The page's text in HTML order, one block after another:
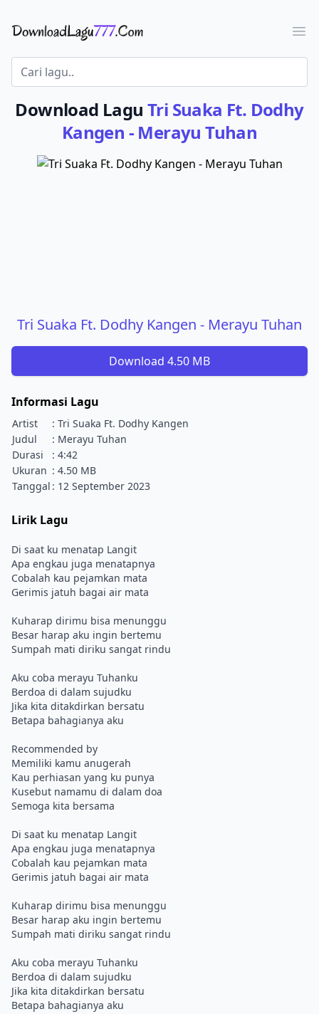
Download Lagu - LaguJoss.com
Download Lagu Tri Suaka Ft. Dodhy
Kangen - Merayu Tuhan
Tri Suaka Ft. Dodhy Kangen - Merayu Tuhan
Download 4.50 MB
Informasi Lagu
Artist
: Tri Suaka Ft. Dodhy Kangen
Judul
: Merayu Tuhan
Durasi
: 4:42
Ukuran : 4.50 MB
Tanggal : 12 September 2023
Lirik Lagu
Di saat ku menatap Langit
Apa engkau juga menatapnya
Cobalah kau pejamkan mata
Gerimis jatuh bagai air mata
Kuharap dirimu bisa menunggu
Besar harap aku ingin bertemu
Sumpah mati diriku sangat rindu
Aku coba merayu Tuhanku
Berdoa di dalam sujudku
Jika kita ditakdirkan bersatu
Betapa bahagianya aku
Recommended by
Memiliki kamu anugerah
Kau perhiasan yang ku punya
Kusebut namamu di dalam doa
Semoga kita bersama
Di saat ku menatap Langit
Apa engkau juga menatapnya
Cobalah kau pejamkan mata
Gerimis jatuh bagai air mata
Kuharap dirimu bisa menunggu
Besar harap aku ingin bertemu
Sumpah mati diriku sangat rindu
Aku coba merayu Tuhanku
Berdoa di dalam sujudku
Jika kita ditakdirkan bersatu
Betapa bahagianya aku